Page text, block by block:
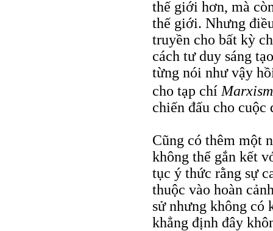
thế giới hơn, mà
thế giới. Nhưng
truyền cho bất kỳ
cách tư duy sáng
từng nói như vậy
cho tạp chí
chiến đấu cho
Cũng có thêm một
không thể gắn kết
tục ý thức rằng sự
thuộc vào hoàn
sử nhưng không có
khẳng định đây